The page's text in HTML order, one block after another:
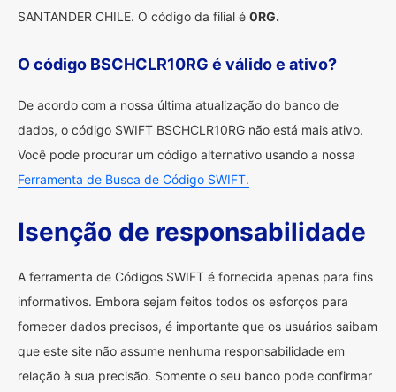
SANTANDER CHILE. O código da filial é 0RG.
O código BSCHCLR10RG é válido e ativo?
De acordo com a nossa última atualização do banco de
dados, o código SWIFT BSCHCLR10RG não está mais ativo.
Você pode procurar um código alternativo usando a nossa
Ferramenta de Busca de Código SWIFT.
Isenção de responsabilidade
A ferramenta de Códigos SWIFT é fornecida apenas para fins
informativos. Embora sejam feitos todos os esforços para
fornecer dados precisos, é importante que os usuários saibam
que este site não assume nenhuma responsabilidade em
relação à sua precisão. Somente o seu banco pode confirmar